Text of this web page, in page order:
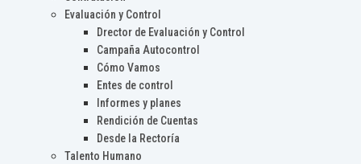
Evaluación y Control
Drector de Evaluación y Control
Campaña Autocontrol
Cómo Vamos
Entes de control
Informes y planes
Rendición de Cuentas
Desde la Rectoría
Talento Humano